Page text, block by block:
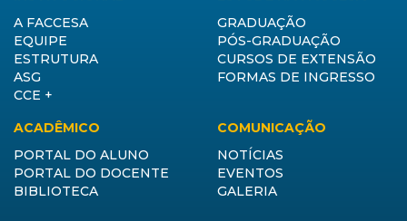
A FACCESA
EQUIPE
ESTRUTURA
ASG
CCE +
GRADUAÇÃO
PÓS-GRADUAÇÃO
CURSOS DE EXTENSÃO
FORMAS DE INGRESSO
ACADÊMICO
PORTAL DO ALUNO
PORTAL DO DOCENTE
BIBLIOTECA
COMUNICAÇÃO
NOTÍCIAS
EVENTOS
GALERIA